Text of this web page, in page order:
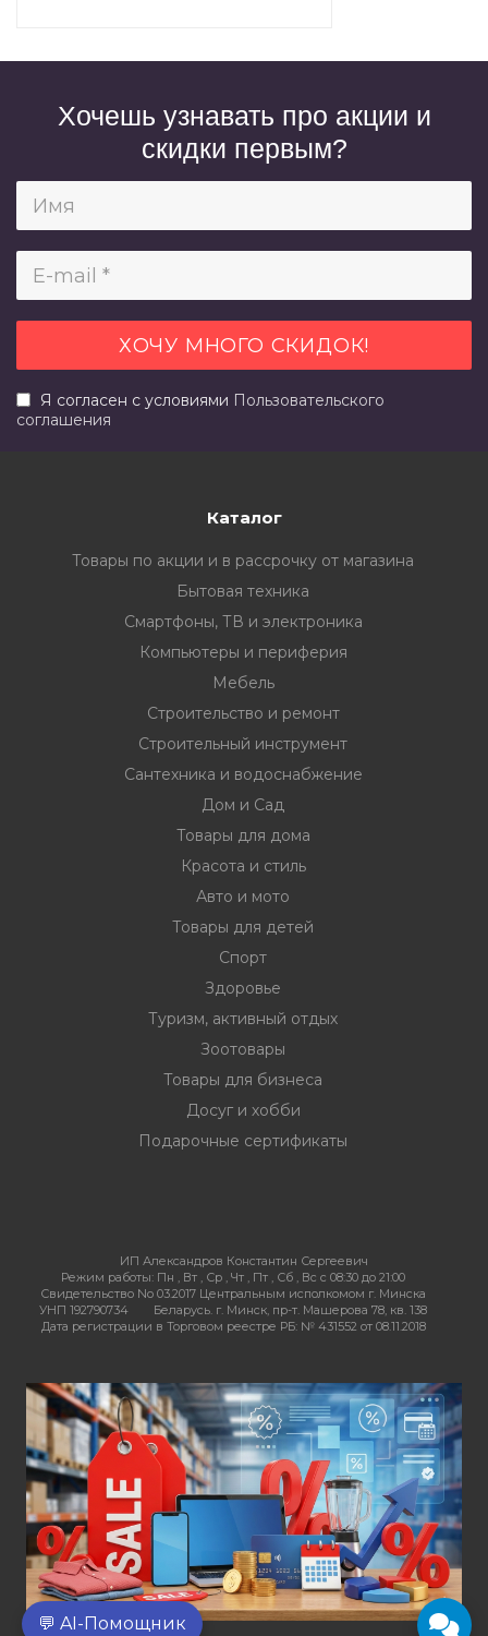
Хочешь узнавать про акции и
скидки первым?
Я согласен с условиями Пользовательского
соглашения
Каталог
Товары по акции и в рассрочку от магазина
Бытовая техника
Смартфоны, ТВ и электроника
Компьютеры и периферия
Мебель
Строительство и ремонт
Строительный инструмент
Сантехника и водоснабжение
Дом и Сад
Товары для дома
Красота и стиль
Авто и мото
Товары для детей
Спорт
Здоровье
Туризм, активный отдых
Зоотовары
Товары для бизнеса
Досуг и хобби
Подарочные сертификаты
ИП Александров Константин Сергеевич
Режим работы: Пн , Вт , Ср , Чт , Пт , Сб , Вс c 08:30 до 21:00
Свидетельство No 03.2017 Центральным исполкомом г. Минска
УНП 192790734
Беларусь. г. Минск, пр-т. Машерова 78, кв. 138
Дата регистрации в Торговом реестре РБ: № 431552 от 08.11.2018
💬 AI-Помощник